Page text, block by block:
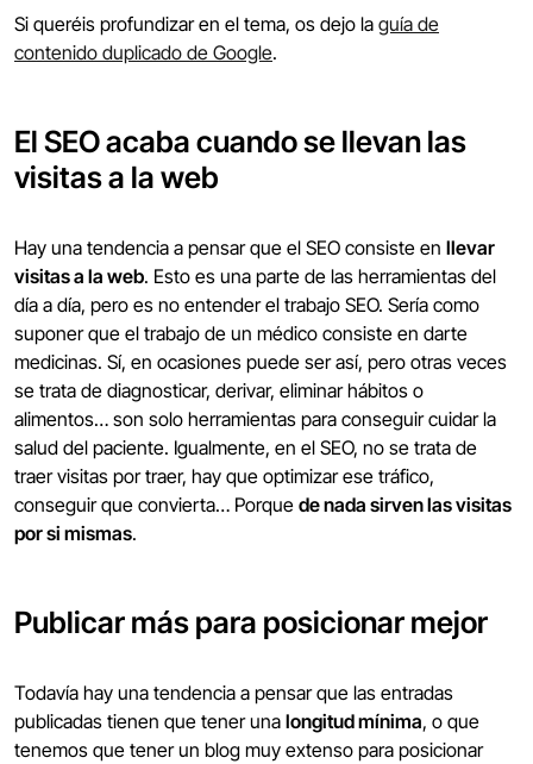
Si queréis profundizar en el tema, os dejo la guía de
contenido duplicado de Google.
El SEO acaba cuando se llevan las
visitas a la web
Hay una tendencia a pensar que el SEO consiste en llevar
visitas a la web. Esto es una parte de las herramientas del
día a día, pero es no entender el trabajo SEO. Sería como
suponer que el trabajo de un médico consiste en darte
medicinas. Sí, en ocasiones puede ser así, pero otras veces
se trata de diagnosticar, derivar, eliminar hábitos o
alimentos… son solo herramientas para conseguir cuidar la
salud del paciente. Igualmente, en el SEO, no se trata de
traer visitas por traer, hay que optimizar ese tráfico,
conseguir que convierta… Porque de nada sirven las visitas
por si mismas.
Publicar más para posicionar mejor
Todavía hay una tendencia a pensar que las entradas
publicadas tienen que tener una longitud mínima, o que
tenemos que tener un blog muy extenso para posicionar